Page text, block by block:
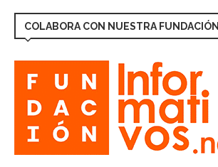
COLABORA CON NUESTRA FUNDACIÓN